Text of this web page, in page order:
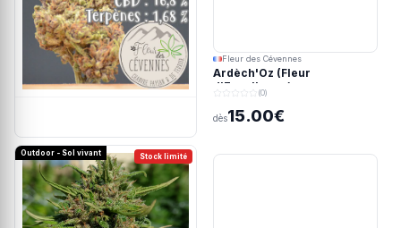
Fleur des Cévennes
Ardèch'Oz (Fleur
d'Excellence)
(0)
dès15.00€
Stock limité
Outdoor - Sol vivant